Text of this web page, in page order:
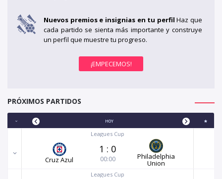
Nuevos premios e insignias en tu perfil Haz que
cada partido se sienta más importante y construye
un perfil que muestre tu progreso.
PRÓXIMOS PARTIDOS
HOY
Leagues Cup
Cruz Azul
1 : 0
00:00 Philadelphia
Union
Leagues Cup